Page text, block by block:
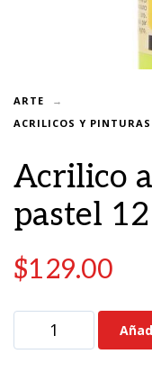
ARTE
ACRILICOS Y
Acrilico
pastel
$129.00